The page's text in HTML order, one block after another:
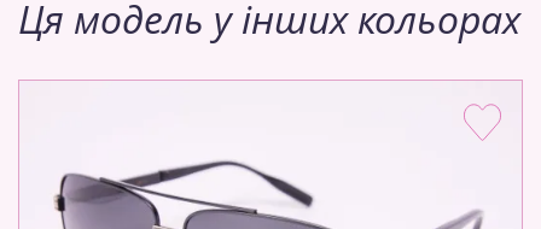
Ця модель у інших кольорах